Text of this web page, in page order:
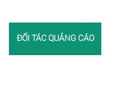
ĐỐI TÁC QUẢNG CÁO